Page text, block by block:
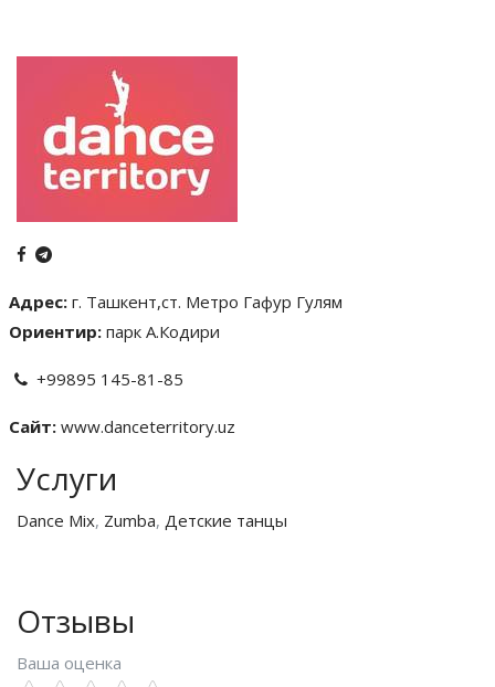
Адрес: г. Ташкент,ст. Метро Гафур Гулям
Ориентир: парк А.Кодири
+99895 145-81-85
Сайт: www.danceterritory.uz
Услуги
Dance Mix, Zumba, Детские танцы
Отзывы
Ваша оценка